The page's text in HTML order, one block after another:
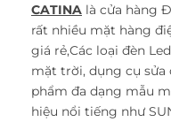
CATINA là cửa hàng
rất nhiều mặt hàng
giá rẻ,Các loại đèn
mặt trời, dụng cụ sửa
phẩm đa dạng mẫu
hiệu nổi tiếng như